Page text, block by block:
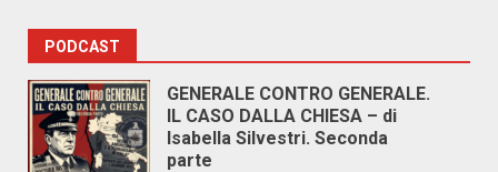
PODCAST
GENERALE CONTRO GENERALE.
IL CASO DALLA CHIESA – di
Isabella Silvestri. Seconda
parte